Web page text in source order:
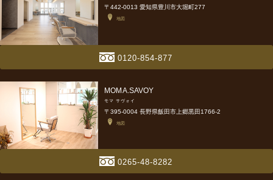
〒442-0013 愛知県豊川市大堀町277
地図
0120-854-877
MOMA.SAVOY
モマ サヴォイ
〒395-0004 長野県飯田市上郷黒田1766-2
地図
0265-48-8282